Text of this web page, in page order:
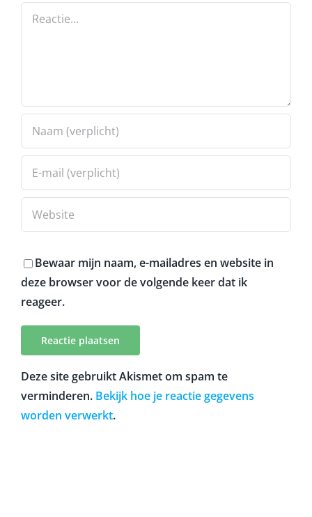
Reactie
Bewaar mijn naam, e-mailadres en website in
deze browser voor de volgende keer dat ik
reageer.
Deze site gebruikt Akismet om spam te
verminderen. Bekijk hoe je reactie gegevens
worden verwerkt.